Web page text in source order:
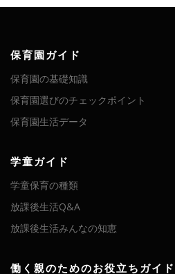
保育園ガイド
保育園の基礎知識
保育園選びのチェックポイント
保育園生活データ
学童ガイド
学童保育の種類
放課後生活Q&A
放課後生活みんなの知恵
働く親のためのお役立ちガイド